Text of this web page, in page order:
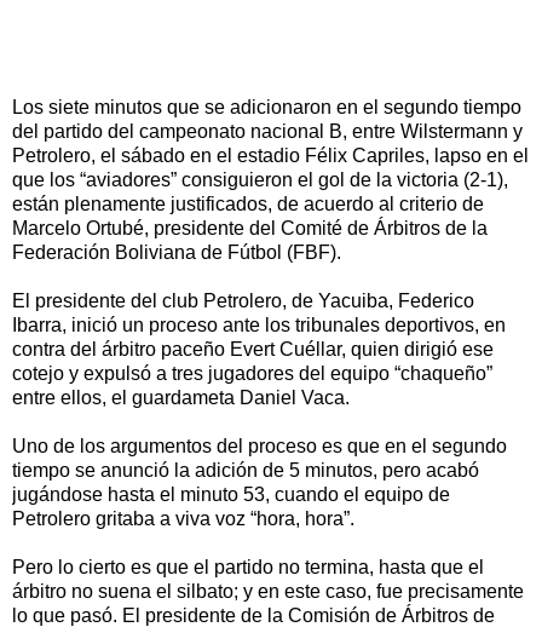
Los siete minutos que se adicionaron en el segundo tiempo
del partido del campeonato nacional B, entre Wilstermann y
Petrolero, el sábado en el estadio Félix Capriles, lapso en el
que los “aviadores” consiguieron el gol de la victoria (2-1),
están plenamente justificados, de acuerdo al criterio de
Marcelo Ortubé, presidente del Comité de Árbitros de la
Federación Boliviana de Fútbol (FBF).
El presidente del club Petrolero, de Yacuiba, Federico
Ibarra, inició un proceso ante los tribunales deportivos, en
contra del árbitro paceño Evert Cuéllar, quien dirigió ese
cotejo y expulsó a tres jugadores del equipo “chaqueño”
entre ellos, el guardameta Daniel Vaca.
Uno de los argumentos del proceso es que en el segundo
tiempo se anunció la adición de 5 minutos, pero acabó
jugándose hasta el minuto 53, cuando el equipo de
Petrolero gritaba a viva voz “hora, hora”.
Pero lo cierto es que el partido no termina, hasta que el
árbitro no suena el silbato; y en este caso, fue precisamente
lo que pasó. El presidente de la Comisión de Árbitros de